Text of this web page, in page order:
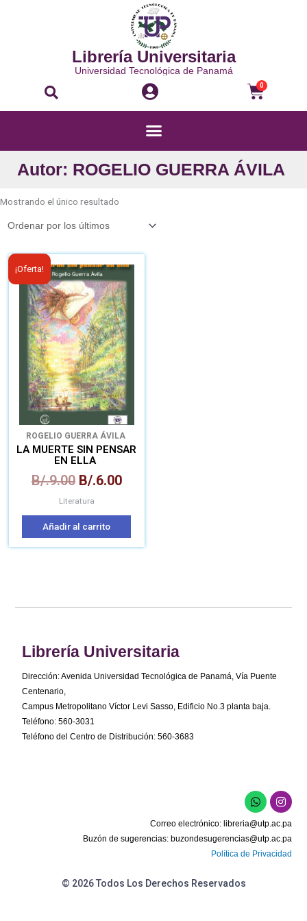
Librería Universitaria
Universidad Tecnológica de Panamá
Buscar 0
Menú
Autor: ROGELIO GUERRA ÁVILA
Mostrando el único resultado
¡Oferta!
ROGELIO GUERRA ÁVILA
LA MUERTE SIN PENSAR
EN ELLA
B/.9.00
El
precio
original
era:
B/.9.00.
B/.6.00
El
precio
actual
es:
B/.6.00.
Literatura
Añadir al carrito
Librería Universitaria
Dirección: Avenida Universidad Tecnológica de Panamá, Vía Puente
Centenario,
Campus Metropolitano Víctor Levi Sasso, Edificio No.3 planta baja.
Teléfono: 560-3031
Teléfono del Centro de Distribución: 560-3683
W
h
a
t
s
a
p
I
n
s
t
a
g
r
Correo electrónico: libreria@utp.ac.pa
Buzón de sugerencias: buzondesugerencias@utp.ac.pa
Política de Privacidad
© 2026 Todos Los Derechos Reservados